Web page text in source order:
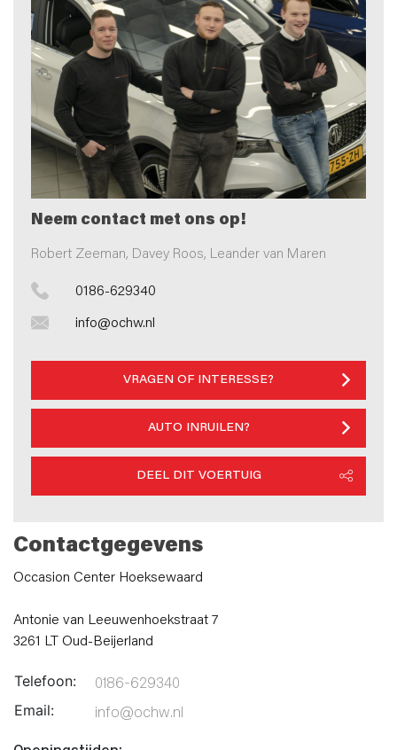
Neem contact met ons op!
Robert Zeeman, Davey Roos, Leander van Maren
0186-629340
info@ochw.nl
VRAGEN OF INTERESSE?
AUTO INRUILEN?
DEEL DIT VOERTUIG
Contactgegevens
Occasion Center Hoeksewaard
Antonie van Leeuwenhoekstraat 7
3261 LT Oud-Beijerland
Telefoon: 0186-629340
Email: info@ochw.nl